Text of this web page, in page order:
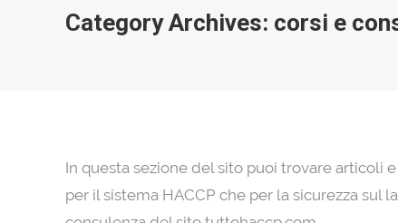
Category Archives: corsi e
In questa sezione del sito puoi trovare articoli
per il sistema HACCP che per la sicurezza